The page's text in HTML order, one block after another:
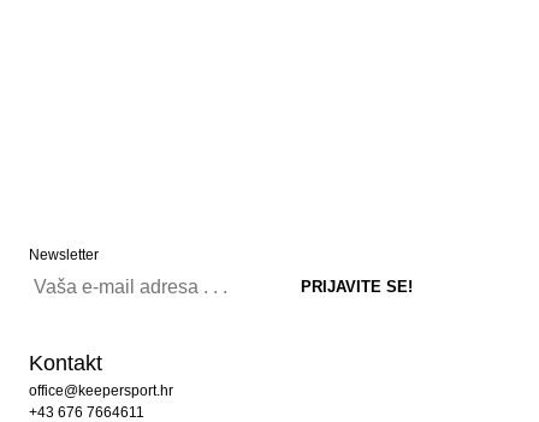
Newsletter
Kontakt
office@keepersport.hr
+43 676 7664611